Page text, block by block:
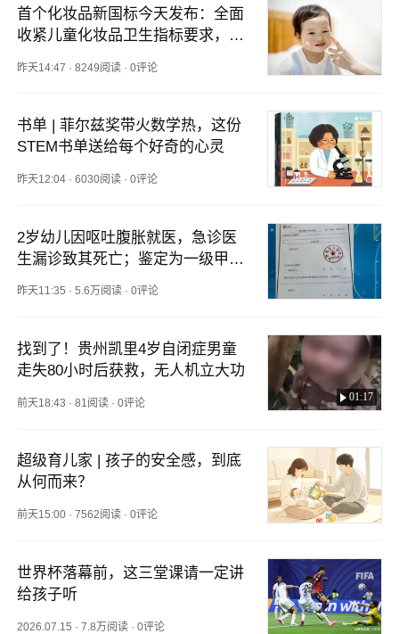
首个化妆品新国标今天发布：全面
收紧儿童化妆品卫生指标要求，比
昨天14:47 ·8249阅读 ·0评论
书单 | 菲尔兹奖带火数学热，这份
STEM书单送给每个好奇的心灵
昨天12:04 ·6030阅读 ·0评论
2岁幼儿因呕吐腹胀就医，急诊医
生漏诊致其死亡；鉴定为一级甲等
昨天11:35 ·5.6万阅读 ·0评论
找到了！贵州凯里4岁自闭症男童
走失80小时后获救，无人机立大功
01:17
前天18:43 ·81阅读 ·0评论
超级育儿家 | 孩子的安全感，到底
从何而来？
前天15:00 ·7562阅读 ·0评论
世界杯落幕前，这三堂课请一定讲
给孩子听
2026.07.15 ·7.8万阅读 ·0评论